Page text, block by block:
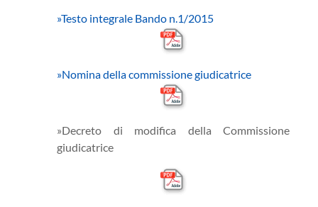
»Testo integrale Bando n.1/2015
»Nomina della commissione giudicatrice
»Decreto di modifica della Commissione
giudicatrice